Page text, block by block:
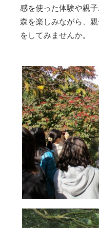
感を使った体験や親
森を楽しみながら、
をしてみませんか。